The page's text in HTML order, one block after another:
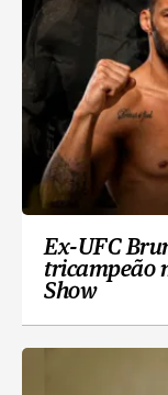
Ex-UFC
tricampeão
Show